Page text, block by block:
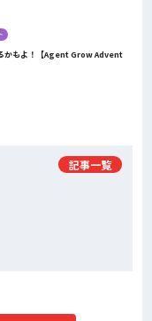
かもよ！【Agent Grow Advent
記事一覧